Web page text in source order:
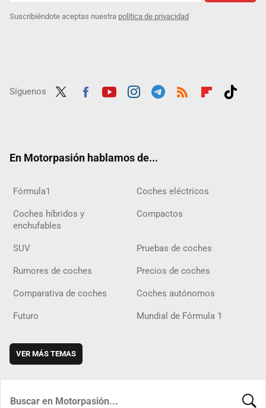
Suscribiéndote aceptas nuestra política de privacidad
Síguenos
En Motorpasión hablamos de...
Fórmula1 Coches eléctricos
Coches híbridos y
enchufables
Compactos
SUV Pruebas de coches
Rumores de coches Precios de coches
Comparativa de coches Coches autónomos
Futuro Mundial de Fórmula 1
VER MÁS TEMAS